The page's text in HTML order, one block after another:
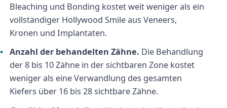
Bleaching und Bonding kostet weit weniger als ein
vollständiger Hollywood Smile aus Veneers,
Kronen und Implantaten.
Anzahl der behandelten Zähne. Die Behandlung
der 8 bis 10 Zähne in der sichtbaren Zone kostet
weniger als eine Verwandlung des gesamten
Kiefers über 16 bis 28 sichtbare Zähne.